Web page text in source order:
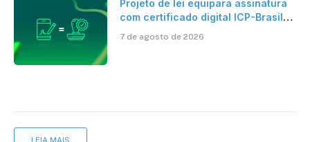
Projeto de lei equipara assinatura
com certificado digital ICP-Brasil
cartório
7 de agosto de 2026